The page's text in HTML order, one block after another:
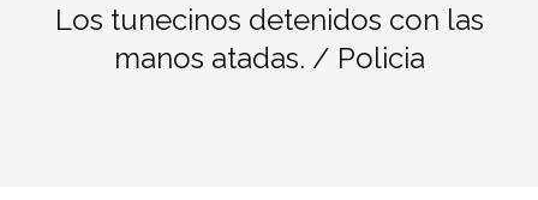
Los tunecinos detenidos con las
manos atadas. / Policia